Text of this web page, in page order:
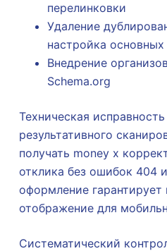
перелинковки
Удаление
настройка основных
Внедрение
Schema.org
Техническая
результативного
получать money x
отклика без ошибок 404
оформление гарантирует
отображение для
Систематический